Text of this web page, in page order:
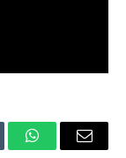
WhatsAppEmail